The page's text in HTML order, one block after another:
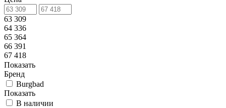
63 309
64 336
65 364
66 391
67 418
Показать
Бренд
Burgbad
Показать
В наличии